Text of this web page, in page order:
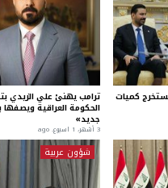
كميات ترامب يهنئ علي الزيدي
الحكومة العراقية ويصفها
جديد»
3 أشهر، 1 اسبوع. ago
شؤون عربية